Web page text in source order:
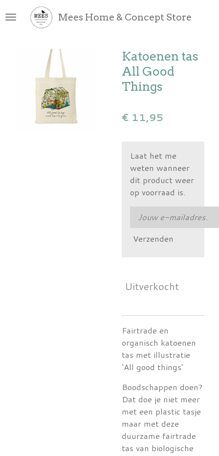
direct
hoofdinhoud
Mees Home & Concept Store
Katoenen tas
All Good
Things
€ 11,95
Laat het me
weten wanneer
dit product weer
op voorraad is.
Verzenden
Uitverkocht
Fairtrade en
organisch katoenen
tas met illustratie
‘All good things’
Boodschappen doen?
Dat doe je niet meer
met een plastic tasje
maar met deze
duurzame fairtrade
tas van biologische